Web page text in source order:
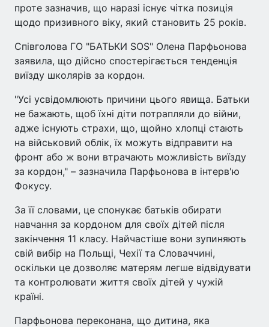
проте зазначив, що наразі існує чітка позиція
щодо призивного віку, який становить 25 років.
Співголова ГО "БАТЬКИ SOS" Олена Парфьонова
заявила, що дійсно спостерігається тенденція
виїзду школярів за кордон.
"Усі усвідомлюють причини цього явища. Батьки
не бажають, щоб їхні діти потрапляли до війни,
адже існують страхи, що, щойно хлопці стають
на військовий облік, їх можуть відправити на
фронт або ж вони втрачають можливість виїзду
за кордон," – зазначила Парфьонова в інтерв'ю
Фокусу.
За її словами, це спонукає батьків обирати
навчання за кордоном для своїх дітей після
закінчення 11 класу. Найчастіше вони зупиняють
свій вибір на Польщі, Чехії та Словаччині,
оскільки це дозволяє матерям легше відвідувати
та контролювати життя своїх дітей у чужій
країні.
Парфьонова переконана, що дитина, яка